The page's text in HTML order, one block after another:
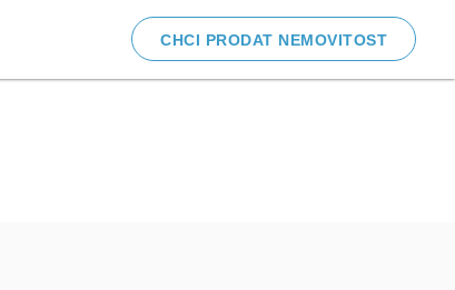
CHCI PRODAT NEMOVITOST